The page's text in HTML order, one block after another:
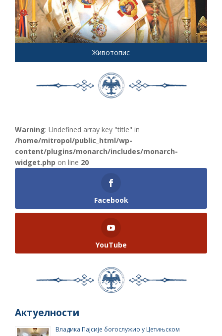
Животопис
Warning: Undefined array key "title" in
/home/mitropol/public_html/wp-
content/plugins/monarch/includes/monarch-
widget.php on line 20
Facebook
YouTube
Актуелности
Владика Пајсије богослужио у Цетињском